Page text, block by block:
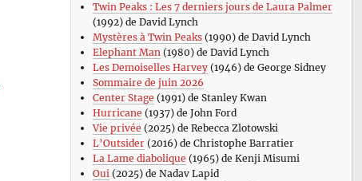
Twin Peaks : Les 7 derniers jours de Laura Palmer
(1992) de David Lynch
Mystères à Twin Peaks(1990) de David Lynch
Elephant Man(1980) de David Lynch
Les Demoiselles Harvey(1946) de George Sidney
Sommaire de juin 2026
Center Stage (1991) de Stanley Kwan
Hurricane (1937) de John Ford
Vie privée (2025) de Rebecca Zlotowski
L’Outsider(2016) de Christophe Barratier
La Lame diabolique (1965) de Kenji Misumi
Oui(2025) de Nadav Lapid